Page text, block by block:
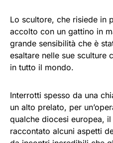
Lo scultore, che risiede in
accolto con un gattino in
grande sensibilità che è
esaltare nelle sue sculture
in tutto il mondo.
Interrotti spesso da una
un alto prelato, per
qualche diocesi europea,
raccontato alcuni aspetti